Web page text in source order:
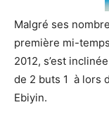
Malgré ses
première mi-
2012, s’est
de 2 buts 1 à lors
Ebiyin.